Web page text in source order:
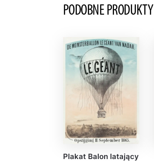
PODOBNE PRODUKTY
Plakat Balon latający